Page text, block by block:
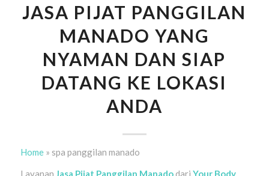
JASA PIJAT PANGGILAN
MANADO YANG
NYAMAN DAN SIAP
DATANG KE LOKASI
ANDA
Home» spa panggilan manado
Layanan Jasa Pijat Panggilan Manadodari Your Body